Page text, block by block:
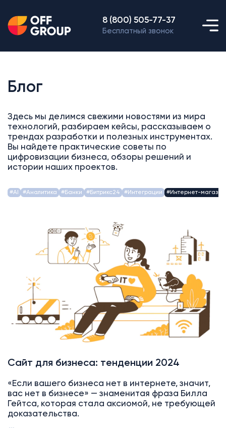
8 (800) 505-77-37
Бесплатный звонок
Блог
Здесь мы делимся свежими новостями из мира
технологий, разбираем кейсы, рассказываем о
трендах разработки и полезных инструментах.
Вы найдете практические советы по
цифровизации бизнеса, обзоры решений и
истории наших проектов.
#AI #Аналитика #Банки #Битрикс24 #Интеграции #Интернет-
Сайт для бизнеса: тенденции 2024
«Если вашего бизнеса нет в интернете, значит,
вас нет в бизнесе» — знаменитая фраза Билла
Гейтса, которая стала аксиомой, не требующей
доказательства.